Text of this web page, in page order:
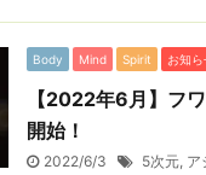
Body Mind Spirit お知ら
【2022年6月】フ
開始！
2022/6/3 5次元, ア